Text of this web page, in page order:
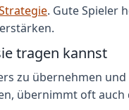
. Gute Spieler
tragen kannst
zu übernehmen
übernimmt oft